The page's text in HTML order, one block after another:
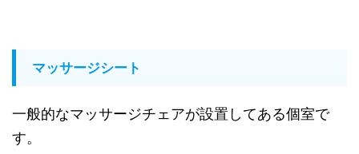
マッサージシート
一般的なマッサージチェアが設置してある個室で
す。